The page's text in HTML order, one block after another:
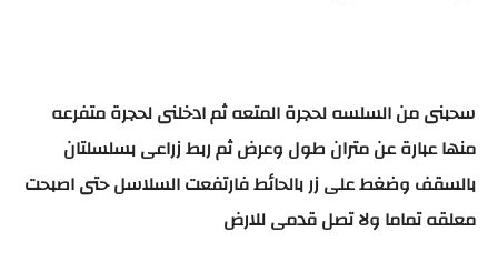
سحبنى من السلسه لحجرة المتعه ثم ادخلنى لحجرة متفرعه
منها عبارة عن متران طول وعرض ثم ربط زراعى بسلسلتان
بالسقف وضغط على زر بالحائط فارتفعت السلاسل حتى اصبحت
معلقه تماما ولا تصل قدمى للارض